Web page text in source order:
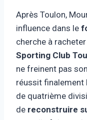
Après Toulon,
influence dans le
cherche à racheter
Sporting Club
ne freinent pas
réussit finalement
de quatrième
de reconstruire